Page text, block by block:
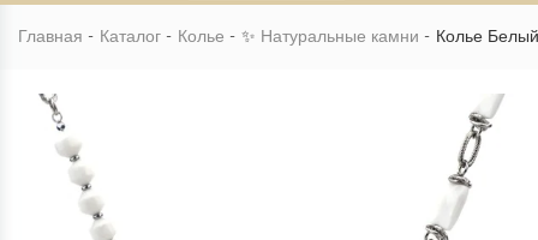
Главная Каталог Колье ✨ Натуральные камни Колье